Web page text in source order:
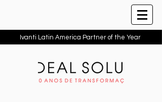
Ivanti Latin America Partner of the Year